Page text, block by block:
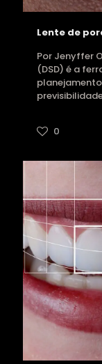
Lente de
Por Jenyffer
(DSD) é a
0